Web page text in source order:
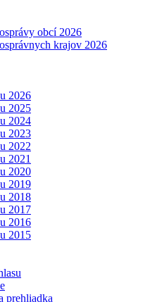
obcí 2026
krajov 2026
2026
2025
2024
2023
2022
2021
2020
2019
2018
2017
2016
2015
prehliadka